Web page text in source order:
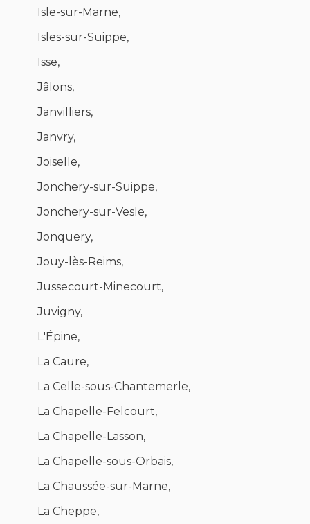
Isle-sur-Marne,
Isles-sur-Suippe,
Isse,
Jâlons,
Janvilliers,
Janvry,
Joiselle,
Jonchery-sur-Suippe,
Jonchery-sur-Vesle,
Jonquery,
Jouy-lès-Reims,
Jussecourt-Minecourt,
Juvigny,
L'Épine,
La Caure,
La Celle-sous-Chantemerle,
La Chapelle-Felcourt,
La Chapelle-Lasson,
La Chapelle-sous-Orbais,
La Chaussée-sur-Marne,
La Cheppe,